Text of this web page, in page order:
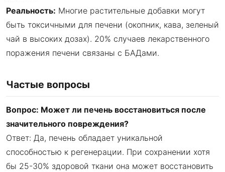
Реальность: Многие растительные добавки могут
быть токсичными для печени (окопник, кава, зеленый
чай в высоких дозах). 20% случаев лекарственного
поражения печени связаны с БАДами.
Частые вопросы
Вопрос: Может ли печень восстановиться после
значительного повреждения?
Ответ: Да, печень обладает уникальной
способностью к регенерации. При сохранении хотя
бы 25-30% здоровой ткани она может восстановить